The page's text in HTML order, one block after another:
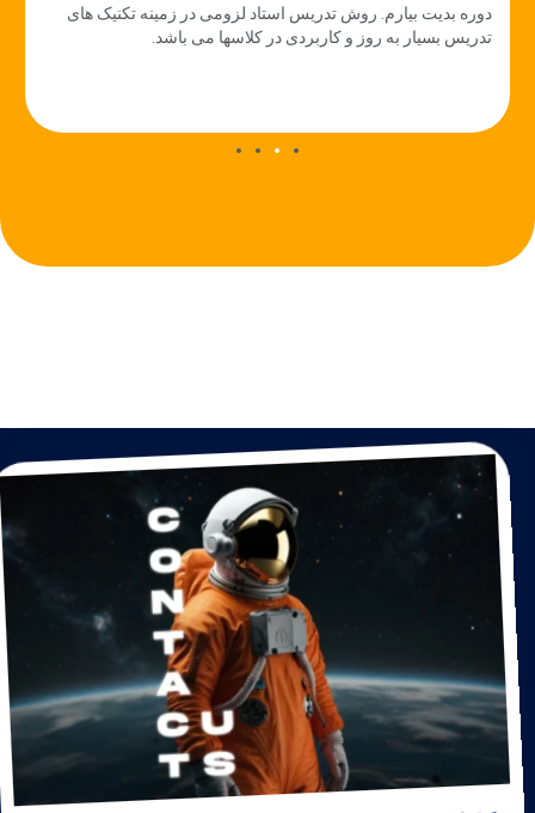
دوره بدیت بیارم. روش تدریس استاد لزومی در زمینه تکنیک های
تدریس بسیار به روز و کاربردی در کلاسها می باشد.